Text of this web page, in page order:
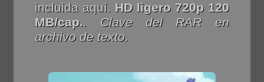
incluida aquí. HD ligero 720p 120
MB/cap.. Clave del RAR en
archivo de texto.